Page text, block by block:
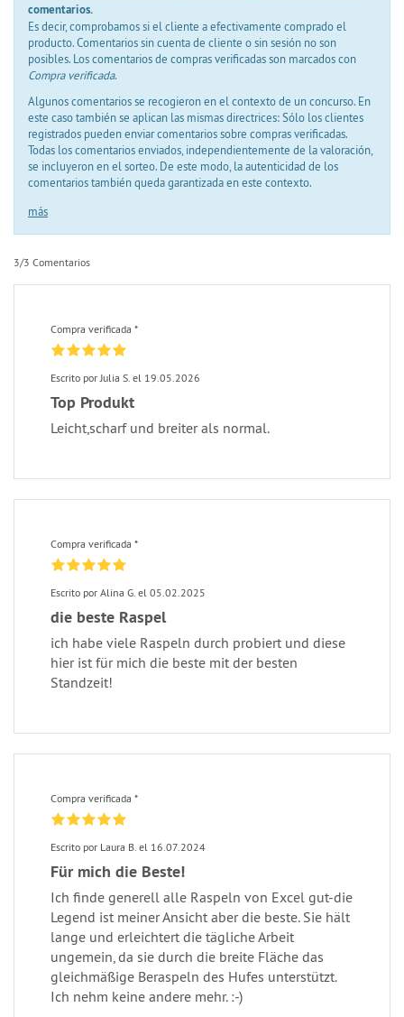
comentarios.
Es decir, comprobamos si el cliente a efectivamente comprado el
producto. Comentarios sin cuenta de cliente o sin sesión no son
posibles. Los comentarios de compras verificadas son marcados con
Compra verificada.
Algunos comentarios se recogieron en el contexto de un concurso. En
este caso también se aplican las mismas directrices: Sólo los clientes
registrados pueden enviar comentarios sobre compras verificadas.
Todas los comentarios enviados, independientemente de la valoración,
se incluyeron en el sorteo. De este modo, la autenticidad de los
comentarios también queda garantizada en este contexto.
más
3/3 Comentarios
Compra verificada *
Escrito por Julia S. el 19.05.2026
Top Produkt
Leicht,scharf und breiter als normal.
Compra verificada *
Escrito por Alina G. el 05.02.2025
die beste Raspel
ich habe viele Raspeln durch probiert und diese
hier ist für mich die beste mit der besten
Standzeit!
Compra verificada *
Escrito por Laura B. el 16.07.2024
Für mich die Beste!
Ich finde generell alle Raspeln von Excel gut-die
Legend ist meiner Ansicht aber die beste. Sie hält
lange und erleichtert die tägliche Arbeit
ungemein, da sie durch die breite Fläche das
gleichmäßige Beraspeln des Hufes unterstützt.
Ich nehm keine andere mehr. :-)